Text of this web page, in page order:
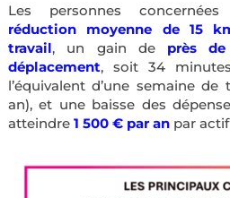
Les personnes concernées
réduction moyenne de 15
travail, un gain de près
déplacement, soit 34
l’équivalent d’une semaine
an), et une baisse des
atteindre 1 500 € par an par